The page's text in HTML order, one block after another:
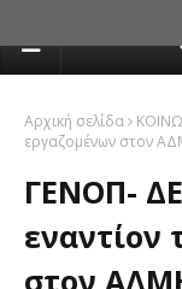
Αρχική σελίδα
εργαζομένων στον
ΓΕΝΟΠ-
εναντίον
στον